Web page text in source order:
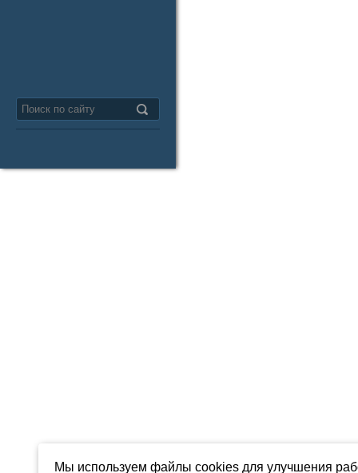
Мы используем файлы cookies для улучшения